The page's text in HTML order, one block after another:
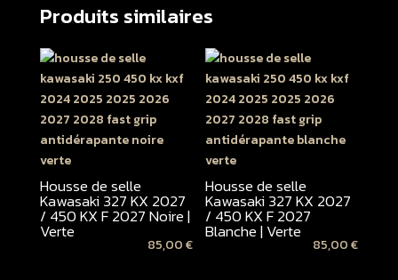
Produits similaires
Housse de selle
Kawasaki 327 KX 2027
/ 450 KX F 2027 Noire |
Verte
85,00€
Housse de selle
Kawasaki 327 KX 2027
/ 450 KX F 2027
Blanche | Verte
85,00€